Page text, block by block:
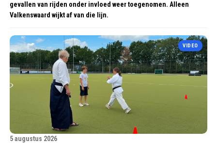
gevallen van rijden onder invloed weer toegenomen. Alleen
Valkenswaard wijkt af van die lijn.
VIDEO
5 augustus 2026